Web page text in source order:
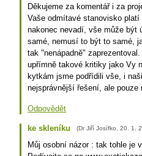
Děkujeme za komentář i za
Vaše odmítavé stanovisko
nakonec nevadí, vše může být
samé, nemusí to být to samé,
tak "nenápadně"
upřímně takové kritiky jako Vy
kytkám jsme podřídili vše, i
nejsprávnější řešení, ale pouze
Odpovědět
ke skleníku (Dr Jiří Josífko 20. 1.
Můj osobní názor : tak tohle je